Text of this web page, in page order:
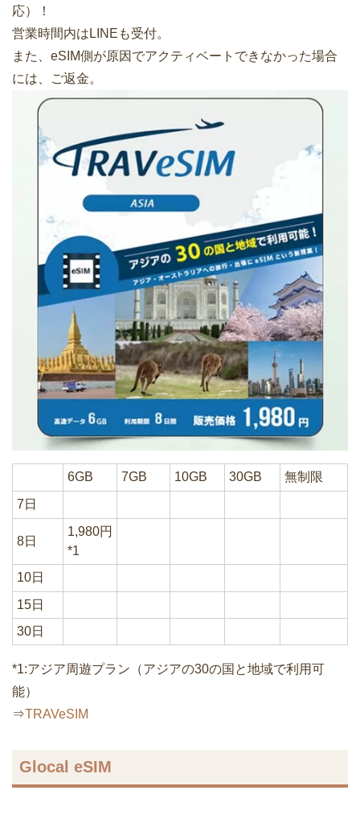
応）！
営業時間内はLINEも受付。
また、eSIM側が原因でアクティベートできなかった場合
には、ご返金。
6GB 7GB 10GB 30GB
無制限
7日
8日
1,980円
*1
10日
15日
30日
*1:アジア周遊プラン（アジアの30の国と地域で利用可
能）
⇒TRAVeSIM
Glocal eSIM